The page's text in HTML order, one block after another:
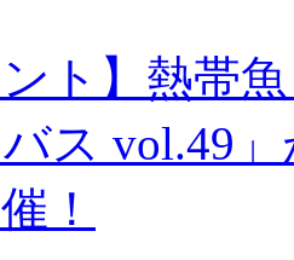
ント】熱帯
ス vol.49
！